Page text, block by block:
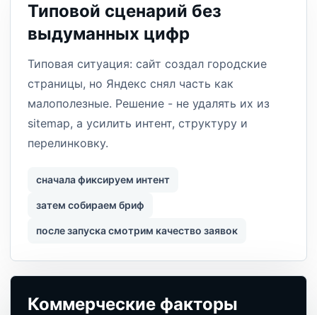
Типовой сценарий без
выдуманных цифр
Типовая ситуация: сайт создал городские
страницы, но Яндекс снял часть как
малополезные. Решение - не удалять их из
sitemap, а усилить интент, структуру и
перелинковку.
сначала фиксируем интент
затем собираем бриф
после запуска смотрим качество заявок
Коммерческие факторы